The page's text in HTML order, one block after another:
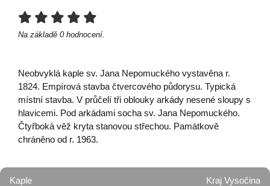
Na základě 0 hodnocení.
Neobvyklá kaple sv. Jana Nepomuckého vystavěna r.
1824. Empírová stavba čtvercového půdorysu. Typická
místní stavba. V průčelí tři oblouky arkády nesené sloupy s
hlavicemi. Pod arkádami socha sv. Jana Nepomuckého.
Čtyřboká věž kryta stanovou střechou. Památkově
chráněno od r. 1963.
Kaple
Kraj Vysočina